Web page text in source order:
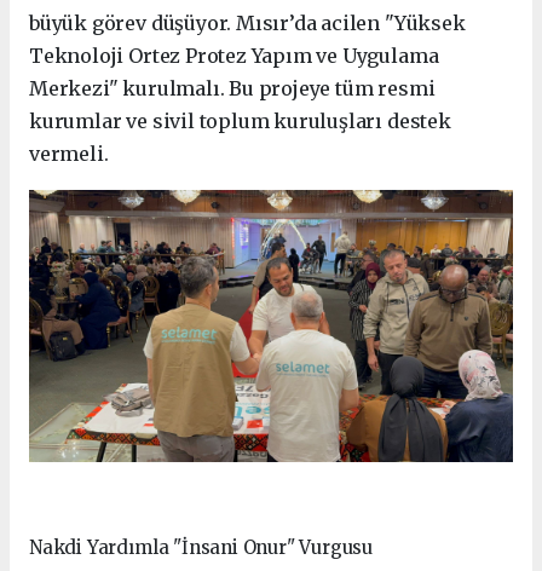
büyük görev düşüyor. Mısır’da acilen "Yüksek
Teknoloji Ortez Protez Yapım ve Uygulama
Merkezi" kurulmalı. Bu projeye tüm resmi
kurumlar ve sivil toplum kuruluşları destek
vermeli.
Nakdi Yardımla "İnsani Onur" Vurgusu